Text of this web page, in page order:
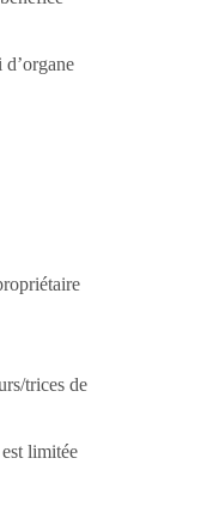
d’organe
trices de
limitée